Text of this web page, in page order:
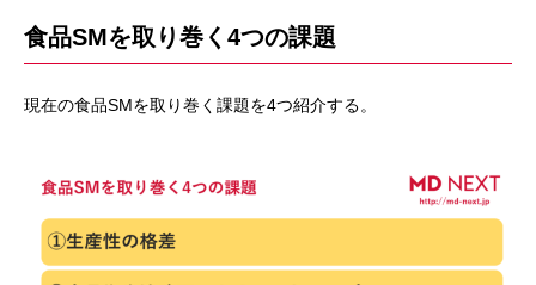
食品SMを取り巻く4つの課題
現在の食品SMを取り巻く課題を4つ紹介する。